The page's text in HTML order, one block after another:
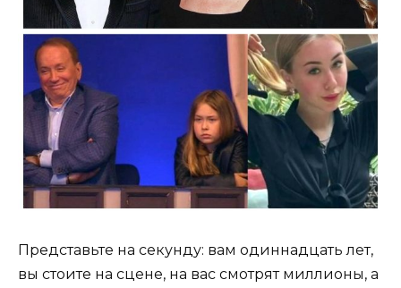
Представьте на секунду: вам одиннадцать лет,
вы стоите на сцене, на вас смотрят миллионы, а